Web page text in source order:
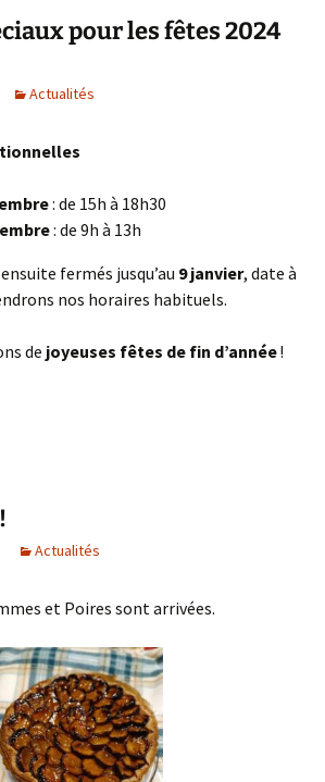
pour les fêtes 2024
Actualités
: de 15h à 18h30
: de 9h à 13h
fermés jusqu’au 9 janvier, date à
nos horaires habituels.
de joyeuses fêtes de fin d’année!
Actualités
et Poires sont arrivées.